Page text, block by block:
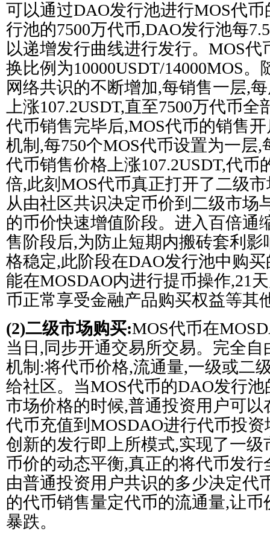
可以通过DAO发行池进行MOS代
行池的7500万代币,DAO发行池每
以递增发行曲线进行发行。MOS代
换比例为10000USDT/14000MOS
网络共识的不断增加,每销售一层,
上涨107.2USDT,直至7500万代币
代币销售完毕后,MOS代币的销售
机制,每750个MOS代币设置为一层
代币销售价格上涨107.2USDT,代币
倍,此刻MOS代币真正打开了二级
从由社区共识决定币价到二级市场
的币价快速增值阶段。进入百倍通
售阶段后,为防止短期内搬砖套利影
格稳定,此阶段在DAO发行池中购
能在MOSDAO内进行提币操作,21
币正常享受金融产品购买权益等其
(2)二级市场购买:MOS代币在
当日,同步开通交易所交易。完全
机制:将代币价格,流通量,一级或二
给社区。当MOS代币的DAO发行
市场价格的时候,普通投资用户可以
代币充值到MOSDAO进行代币投资
创新的发行即上所模式,实现了一
币价的动态平衡,真正的将代币发
由普通投资用户共识的多少决定代
的代币销售量定代币的流通量,让
暴跌。